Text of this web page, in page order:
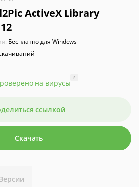
ActiveX Library
Бесплатно для Windows
на вирусы
?
ссылкой
Скачать
Версии